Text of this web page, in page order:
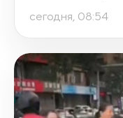
сегодня, 08:54